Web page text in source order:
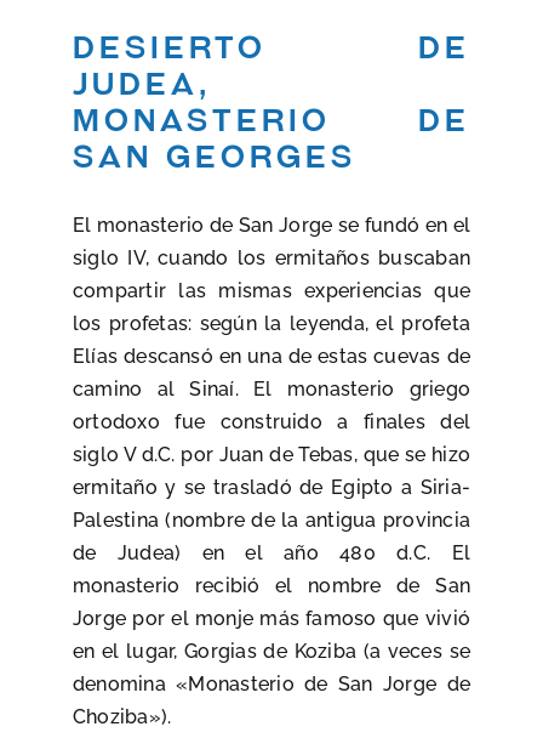
Desierto de
Judea,
monasterio de
san georges
El monasterio de San Jorge se fundó en el
siglo IV, cuando los ermitaños buscaban
compartir las mismas experiencias que
los profetas: según la leyenda, el profeta
Elías descansó en una de estas cuevas de
camino al Sinaí. El monasterio griego
ortodoxo fue construido a finales del
siglo V d.C. por Juan de Tebas, que se hizo
ermitaño y se trasladó de Egipto a Siria-
Palestina (nombre de la antigua provincia
de Judea) en el año 480 d.C. El
monasterio recibió el nombre de San
Jorge por el monje más famoso que vivió
en el lugar, Gorgias de Koziba (a veces se
denomina «Monasterio de San Jorge de
Choziba»).